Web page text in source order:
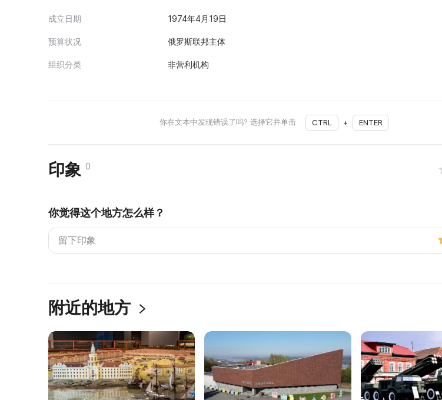
成立日期 1974年4月19日
预算状况 俄罗斯联邦主体
组织分类 非营利机构
你在文本中发现错误了吗? 选择它并单击 CTRL + ENTER
印象 0
你觉得这个地方怎么样？
附近的地方